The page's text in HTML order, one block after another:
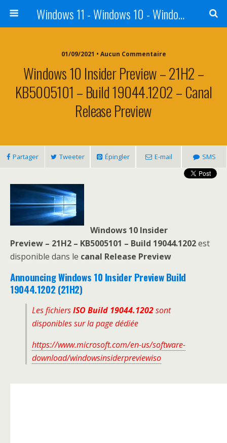
Windows 11 - Windows 10 - Windows 8 - Windows 7 - VISTA
01/09/2021 • Aucun Commentaire
Windows 10 Insider Preview – 21H2 –
KB5005101 – Build 19044.1202 – Canal
Release Preview
Partager Tweeter Épingler E-mail SMS
Windows 10 Insider
Preview – 21H2 – KB5005101 – Build 19044.1202est
disponible dans le canal Release Preview
Announcing Windows 10 Insider Preview Build
19044.1202 (21H2)
Les fichiersISO Build 19044.1202sont
disponibles sur la page dédiée
https://www.microsoft.com/en-us/software-
download/windowsinsiderpreviewiso